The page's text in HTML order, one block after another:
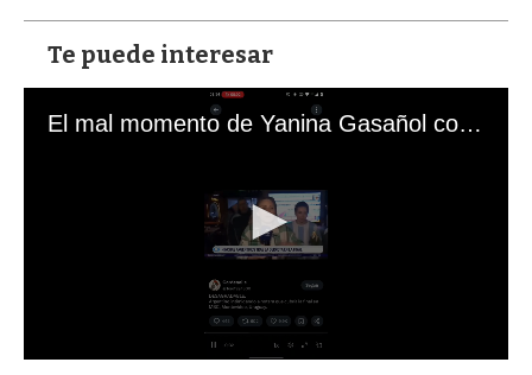
Te puede interesar
El mal momento de Yanina Gasañol con un hincha argentino en "Subrayado"